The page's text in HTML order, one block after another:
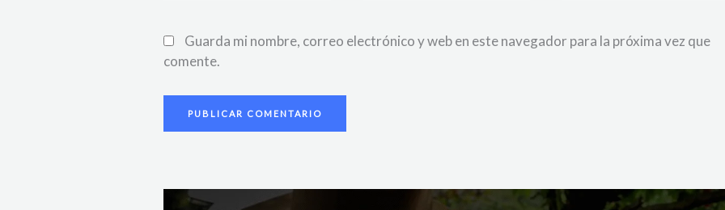
Guarda mi nombre, correo electrónico y web en este navegador para la próxima vez que
comente.